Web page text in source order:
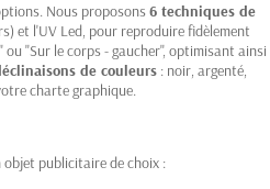
Nous proposons6 techniques de
et l'UV Led, pour reproduire fidèlement
"Sur le corps - gaucher", optimisant ainsi
de couleurs : noir, argenté,
charte graphique.
publicitaire de choix :